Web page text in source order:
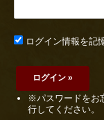
ログイン情報を記
※パスワードをお
行してください。